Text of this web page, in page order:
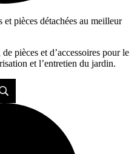
pièces détachées au meilleur
pièces et d’accessoires pour le
et l’entretien du jardin.